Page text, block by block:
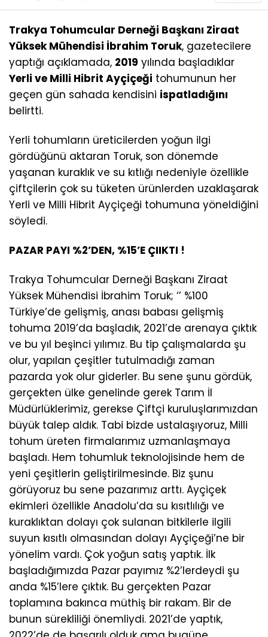
Trakya Tohumcular Derneği Başkanı Ziraat
Yüksek Mühendisi İbrahim Toruk, gazetecilere
yaptığı açıklamada, 2019 yılında başladıklar
Yerli ve Milli Hibrit Ayçiçeği tohumunun her
geçen gün sahada kendisini ispatladığını
belirtti.
Yerli tohumların üreticilerden yoğun ilgi
gördüğünü aktaran Toruk, son dönemde
yaşanan kuraklık ve su kıtlığı nedeniyle özellikle
çiftçilerin çok su tüketen ürünlerden uzaklaşarak
Yerli ve Milli Hibrit Ayçiçeği tohumuna yöneldiğini
söyledi.
PAZAR PAYI %2’DEN, %15’E ÇIIKTI !
Trakya Tohumcular Derneği Başkanı Ziraat
Yüksek Mühendisi İbrahim Toruk; ‘’ %100
Türkiye’de gelişmiş, anası babası gelişmiş
tohuma 2019’da başladık, 2021’de arenaya çıktık
ve bu yıl beşinci yılımız. Bu tip çalışmalarda şu
olur, yapılan çeşitler tutulmadığı zaman
pazarda yok olur giderler. Bu sene şunu gördük,
gerçekten ülke genelinde gerek Tarım İl
Müdürlüklerimiz, gerekse Çiftçi kuruluşlarımızdan
büyük talep aldık. Tabi bizde ustalaşıyoruz, Milli
tohum üreten firmalarımız uzmanlaşmaya
başladı. Hem tohumluk teknolojisinde hem de
yeni çeşitlerin geliştirilmesinde. Biz şunu
görüyoruz bu sene pazarımız arttı. Ayçiçek
ekimleri özellikle Anadolu’da su kısıtlılığı ve
kuraklıktan dolayı çok sulanan bitkilerle ilgili
suyun kısıtlı olmasından dolayı Ayçiçeği’ne bir
yönelim vardı. Çok yoğun satış yaptık. İlk
başladığımızda Pazar payımız %2’lerdeydi şu
anda %15’lere çıktık. Bu gerçekten Pazar
toplamına bakınca müthiş bir rakam. Bir de
bunun sürekliliği önemliydi. 2021’de yaptık,